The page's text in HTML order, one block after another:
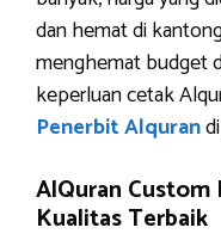
dan hemat di
menghemat budget
keperluan cetak
Penerbit Alquran
AlQuran Custom
Kualitas Terbaik